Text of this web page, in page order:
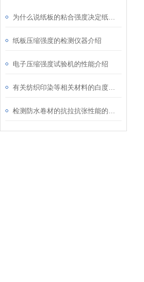
纸板压缩强度的检测仪器介绍
电子压缩强度试验机的性能介绍